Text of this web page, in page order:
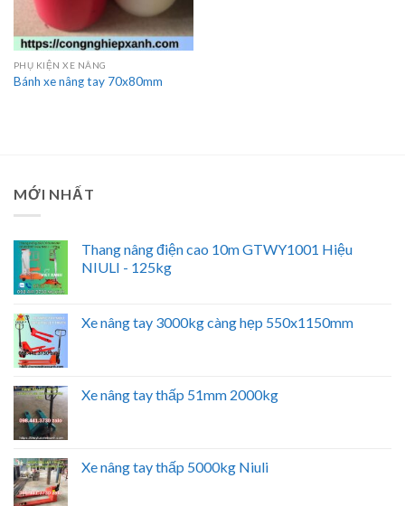
PHỤ KIỆN XE NÂNG
Bánh xe nâng tay 70x80mm
MỚI NHẤT
Thang nâng điện cao 10m GTWY1001 Hiệu
NIULI - 125kg
Xe nâng tay 3000kg càng hẹp 550x1150mm
Xe nâng tay thấp 51mm 2000kg
Xe nâng tay thấp 5000kg Niuli